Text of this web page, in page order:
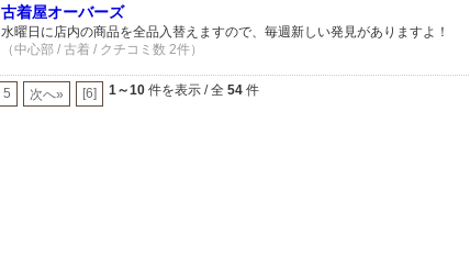
古着屋オーバーズ
水曜日に店内の商品を全品入替えますので、毎週新しい発見がありますよ！
（中心部 / 古着 / クチコミ数 2件）
5 次へ» [6] 1～10 件を表示 / 全 54 件